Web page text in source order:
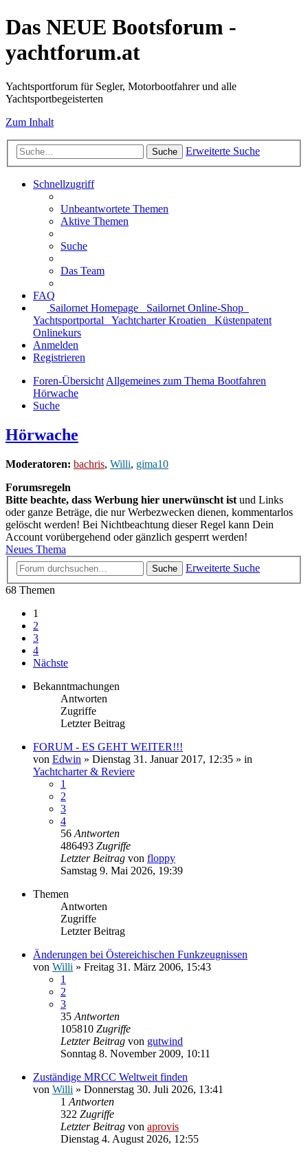
Das NEUE Bootsforum -
yachtforum.at
Yachtsportforum für Segler, Motorbootfahrer und alle
Yachtsportbegeisterten
Zum Inhalt
Suche Erweiterte Suche
Schnellzugriff
Unbeantwortete Themen
Aktive Themen
Suche
Das Team
FAQ
Sailornet Homepage
Sailornet Online-Shop
Yachtsportportal
Yachtcharter Kroatien
Küstenpatent
Onlinekurs
Anmelden
Registrieren
Foren-ÜbersichtAllgemeines zum Thema Bootfahren
Hörwache
Suche
Hörwache
Moderatoren: bachris, Willi, gima10
Forumsregeln
Bitte beachte, dass Werbung hier unerwünscht ist und Links
oder ganze Beträge, die nur Werbezwecken dienen, kommentarlos
gelöscht werden! Bei Nichtbeachtung dieser Regel kann Dein
Account vorübergehend oder gänzlich gesperrt werden!
Neues Thema
Suche
Erweiterte Suche
68 Themen
1
2
3
4
Nächste
Bekanntmachungen
Antworten
Zugriffe
Letzter Beitrag
FORUM - ES GEHT WEITER!!!
von Edwin » Dienstag 31. Januar 2017, 12:35 » in
Yachtcharter & Reviere
1
2
3
4
56 Antworten
486493 Zugriffe
Letzter Beitrag von floppy
Samstag 9. Mai 2026, 19:39
Themen
Antworten
Zugriffe
Letzter Beitrag
Änderungen bei Östereichischen Funkzeugnissen
von Willi » Freitag 31. März 2006, 15:43
1
2
3
35 Antworten
105810 Zugriffe
Letzter Beitrag von gutwind
Sonntag 8. November 2009, 10:11
Zuständige MRCC Weltweit finden
von Willi » Donnerstag 30. Juli 2026, 13:41
1 Antworten
322 Zugriffe
Letzter Beitrag von aprovis
Dienstag 4. August 2026, 12:55